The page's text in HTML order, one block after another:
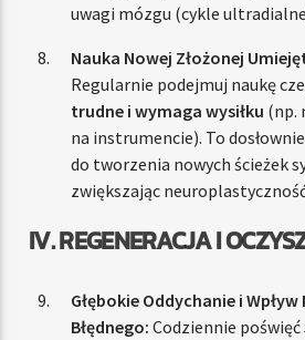
uwagi mózgu (cykle
Nauka Nowej Złożonej
Regularnie podejmuj naukę
trudne i wymaga wysiłku (np.
na instrumencie). To
do tworzenia nowych ścieżek
zwiększając
IV. REGENERACJA I
Głębokie Oddychanie i Wpływ
Błędnego: Codziennie poświęć